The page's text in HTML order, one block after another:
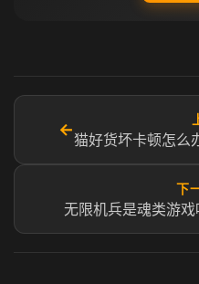
←
猫好货坏卡顿怎么
下
无限机兵是魂类游